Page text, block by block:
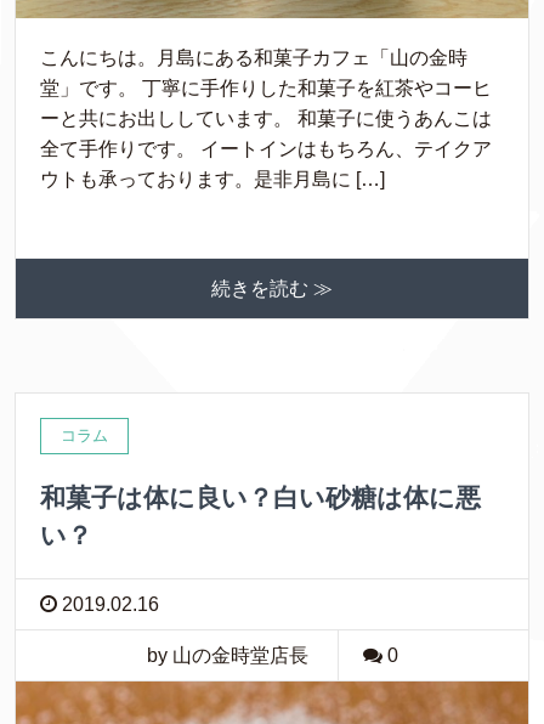
こんにちは。月島にある和菓子カフェ「山の金時
堂」です。 丁寧に手作りした和菓子を紅茶やコーヒ
ーと共にお出ししています。 和菓子に使うあんこは
全て手作りです。 イートインはもちろん、テイクア
ウトも承っております。是非月島に […]
続きを読む ≫
コラム
和菓子は体に良い？白い砂糖は体に悪
い？
2019.02.16
by 山の金時堂店長 0